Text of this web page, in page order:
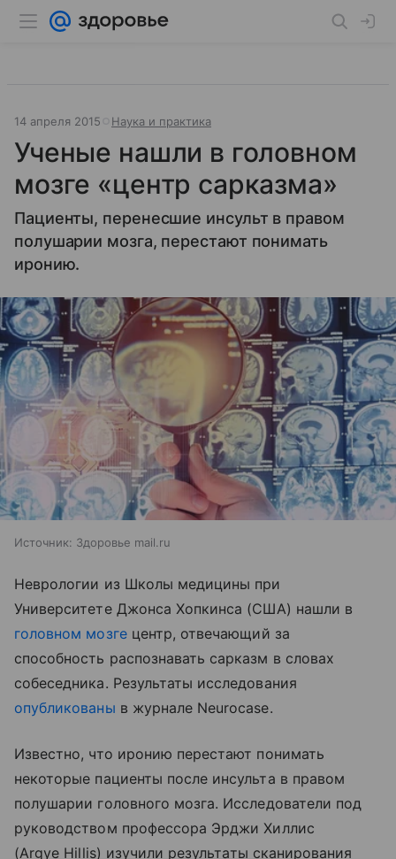
14 апреля 2015 Наука и практика
Ученые нашли в головном
мозге «центр сарказма»
Пациенты, перенесшие инсульт в правом
полушарии мозга, перестают понимать
иронию.
Источник: Здоровье mail.ru
Неврологии из Школы медицины при
Университете Джонса Хопкинса (США) нашли в
головном мозгецентр, отвечающий за
способность распознавать сарказм в словах
собеседника. Результаты исследования
опубликованы в журнале Neurocase.
Известно, что иронию перестают понимать
некоторые пациенты после инсульта в правом
полушарии головного мозга. Исследователи под
руководством профессора Эрджи Хиллис
(Argye Hillis) изучили результаты сканирования